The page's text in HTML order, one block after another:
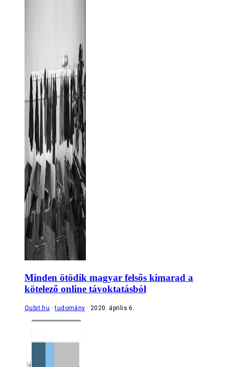
Minden ötödik magyar felsős kimarad a
kötelező online távoktatásból
Qubit.hu tudomány 2020. április 6.